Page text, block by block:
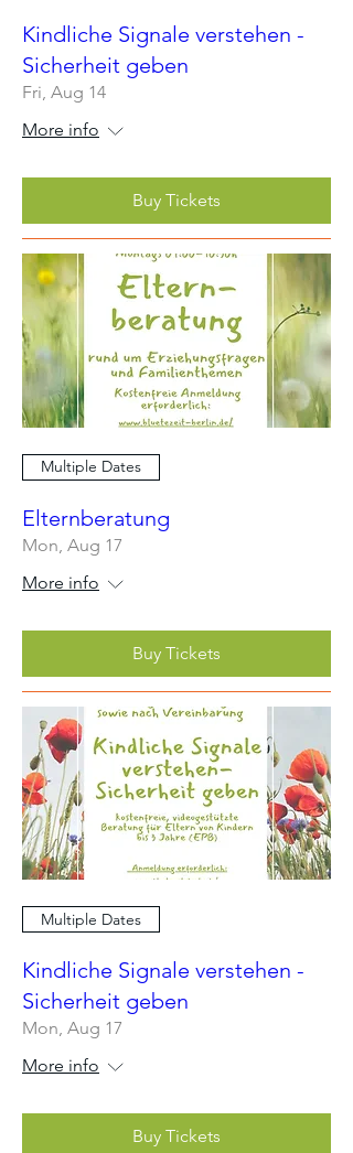
Kindliche Signale verstehen -
Sicherheit geben
Fri, Aug 14
More info
Buy Tickets
Multiple Dates
Elternberatung
Mon, Aug 17
More info
Buy Tickets
Multiple Dates
Kindliche Signale verstehen -
Sicherheit geben
Mon, Aug 17
More info
Buy Tickets